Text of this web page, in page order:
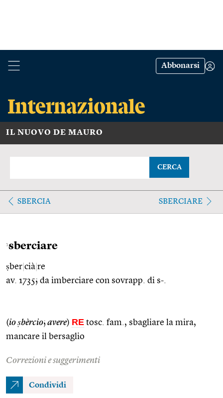
Abbonarsi
IL NUOVO DE MAURO
CERCA
SBERCIA SBERCIARE
1sberciare
ṣber cià re
av. 1735; da imberciare con sovrapp. di s-.
(io ṣbèrcio; avere) RE tosc. fam., sbagliare la mira,
mancare il bersaglio
Correzioni e suggerimenti
Condividi